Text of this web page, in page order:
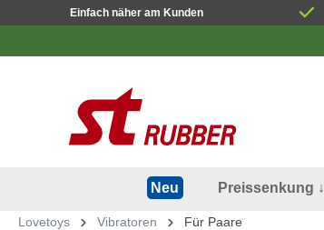
Einfach näher am Kunden
Neu Preissenkung ↓
Lovetoys Vibratoren Für Paare